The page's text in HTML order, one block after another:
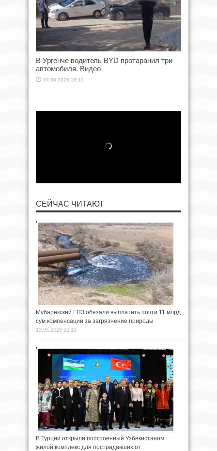
В Ургенче водитель BYD протаранил три
автомобиля. Видео
07.08.2026 16:10
СЕЙЧАС ЧИТАЮТ
Мубарекский ГПЗ обязали выплатить почти 11 млрд
сум компенсации за загрязнение природы
13.05.2026 22:10
В Турции открыли построенный Узбекистаном
жилой комплекс для пострадавших от